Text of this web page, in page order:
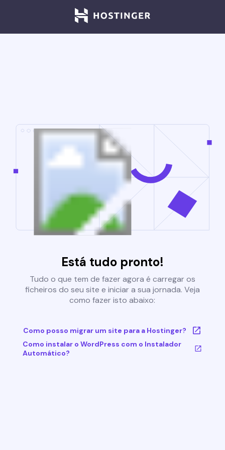
Está tudo pronto!
Tudo o que tem de fazer agora é carregar os
ficheiros do seu site e iniciar a sua jornada. Veja
como fazer isto abaixo:
Como posso migrar um site para a Hostinger?
Como instalar o WordPress com o Instalador
Automático?